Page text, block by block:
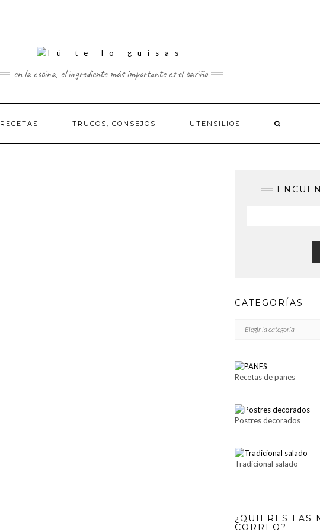
en la cocina, el ingrediente más importante es el cariño
RECETAS TRUCOS, CONSEJOS UTENSILIOS
CATEGORÍAS
Recetas de panes
Postres decorados
Tradicional salado
¿QUIERES LAS
CORREO?